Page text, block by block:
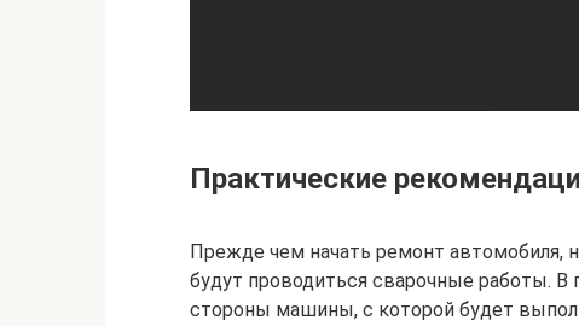
Практические
Прежде чем начать ремонт автомобиля,
будут проводиться сварочные работы. В
стороны машины, с которой будет